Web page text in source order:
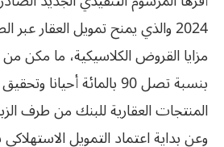
2024 والذي يمنح تمويل العقار
مزايا القروض الكلاسيكية، ما
بنسبة تصل 90 بالمائة
المنتجات العقارية للبنك من طرف
وعن بداية اعتماد التمويل